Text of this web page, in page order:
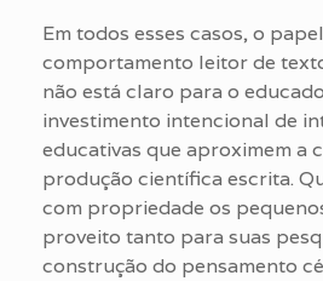
Em todos esses casos, o
comportamento leitor de
não está claro para o
investimento intencional de
educativas que aproximem a
produção científica escrita.
com propriedade os
proveito tanto para suas
construção do pensamento